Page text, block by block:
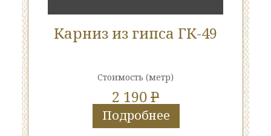
Карниз из гипса ГК-49
Стоимость (метр)
2 190P
Подробнее